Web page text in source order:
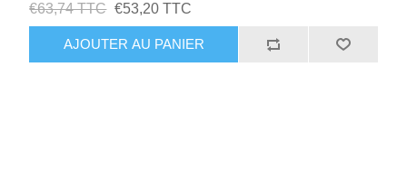
€63,74 TTC €53,20 TTC